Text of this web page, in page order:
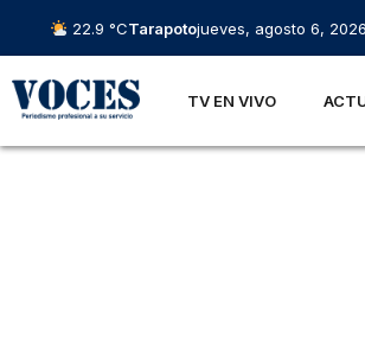
22.9 °CTarapotojueves, agosto 6, 2026
TV EN VIVO